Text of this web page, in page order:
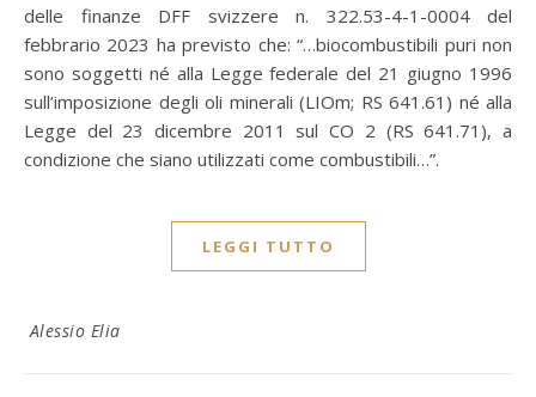
delle finanze DFF svizzere n. 322.53-4-1-0004 del
febbrario 2023 ha previsto che: “…biocombustibili puri non
sono soggetti né alla Legge federale del 21 giugno 1996
sull’imposizione degli oli minerali (LIOm; RS 641.61) né alla
Legge del 23 dicembre 2011 sul CO 2 (RS 641.71), a
condizione che siano utilizzati come combustibili…”.
LEGGI TUTTO
Alessio Elia